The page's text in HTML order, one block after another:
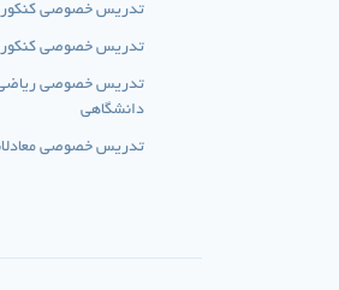
تدریس خصوصی کنکور
تدریس خصوصی کنکور
دانشگاهی
تدریس خصوصی